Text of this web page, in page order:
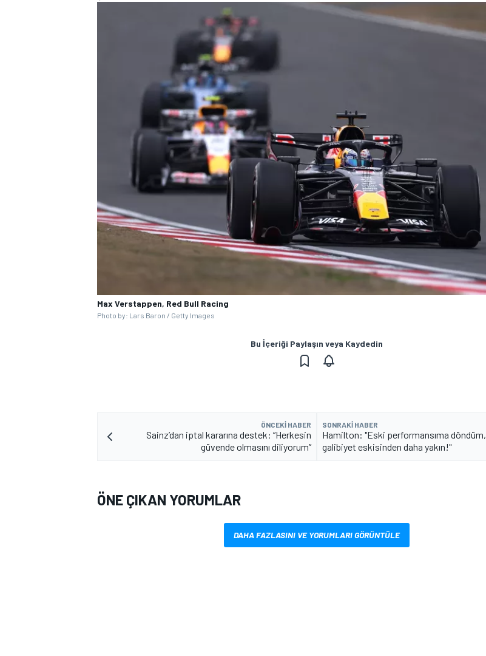
Max Verstappen, Red Bull Racing
Photo by: Lars Baron / Getty Images
Bu İçeriği Paylaşın veya Kaydedin
ÖNCEKI HABER
Sainz’dan iptal kararına destek: “Herkesin
güvende olmasını diliyorum”
SONRAKI HABER
Hamilton: "Eski performansıma döndüm,
galibiyet eskisinden daha yakın!"
ÖNE ÇIKAN YORUMLAR
DAHA FAZLASINI VE YORUMLARI GÖRÜNTÜLE